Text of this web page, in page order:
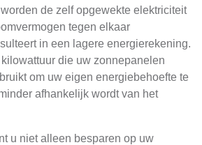
de zelf opgewekte elektriciteit
tegen elkaar
in een lagere energierekening.
die uw zonnepanelen
om uw eigen energiebehoefte te
afhankelijk wordt van het
u niet alleen besparen op uw